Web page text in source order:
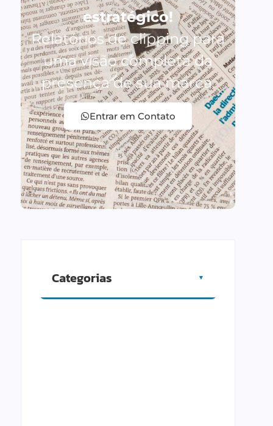
estratégico!
Relatórios de clipping para
uma visão completa da
presença de sua marca.
Entrar em Contato
Categorias ▼